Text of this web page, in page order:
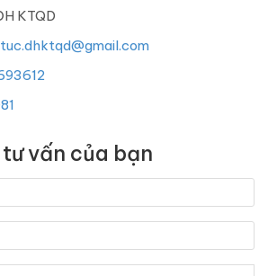
KTQD
vấn của bạn